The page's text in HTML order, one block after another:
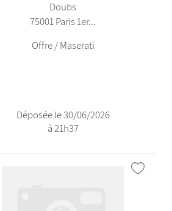
Doubs
75001 Paris 1er...
Offre / Maserati
Déposée le 30/06/2026
à 21h37